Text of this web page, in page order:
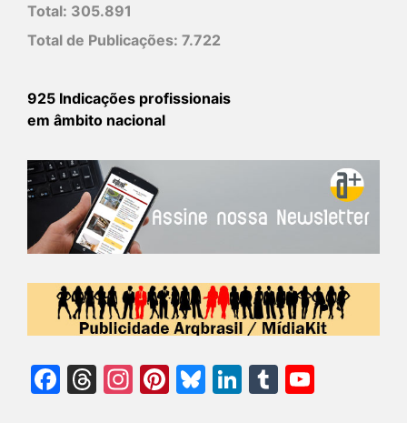
Total: 305.891
Total de Publicações: 7.722
925 Indicações profissionais
em âmbito nacional
Facebook
Threads
Instagram
Pinterest
Bluesky
LinkedIn
Tumblr